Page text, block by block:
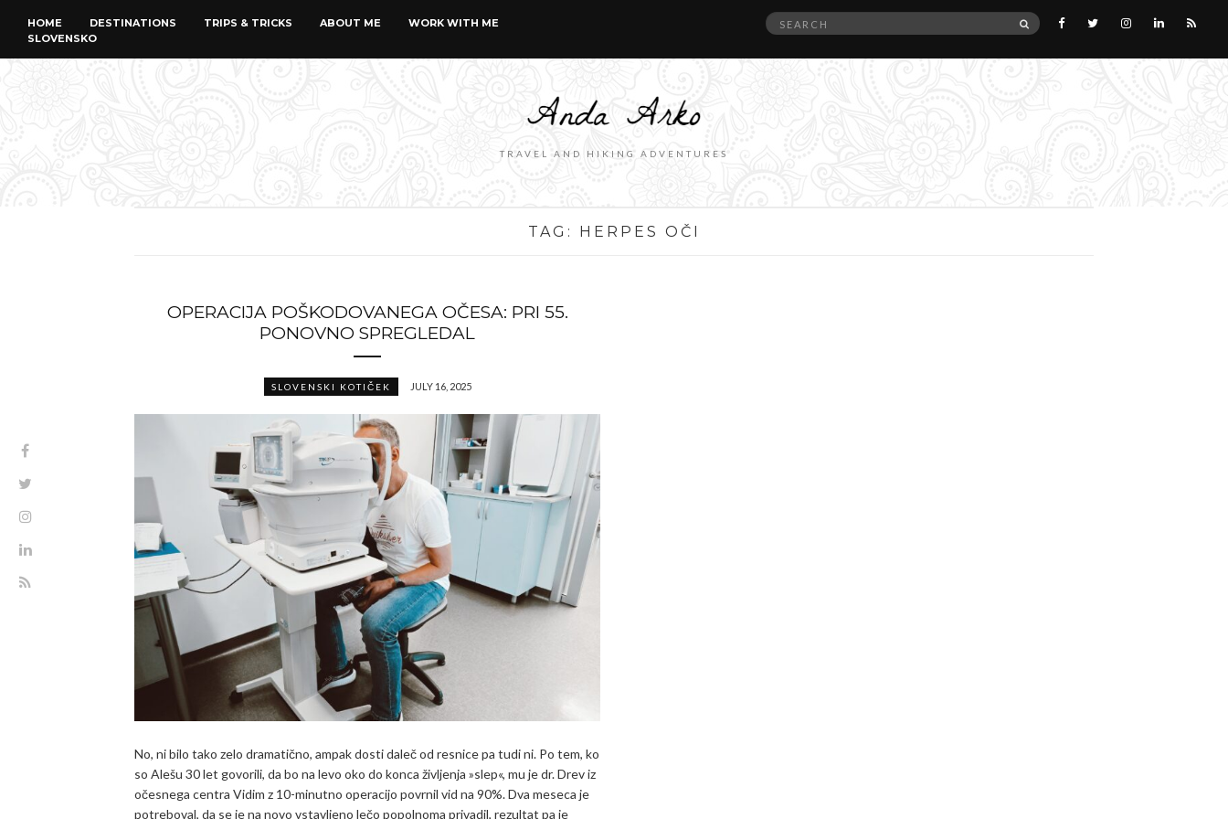
HOME DESTINATIONS TRIPS & TRICKS ABOUT ME
WORK WITH ME
SLOVENSKO
Search
SEARCH
TRAVEL AND HIKING ADVENTURES
TAG: HERPES OČI
OPERACIJA POŠKODOVANEGA OČESA: PRI 55.
PONOVNO SPREGLEDAL
SLOVENSKI KOTIČEK JULY 16, 2025
No, ni bilo tako zelo dramatično, ampak dosti daleč od resnice pa tudi ni. Po tem, ko
so Alešu 30 let govorili, da bo na levo oko do konca življenja »slep«, mu je dr. Drev iz
očesnega centra Vidim z 10-minutno operacijo povrnil vid na 90%. Dva meseca je
potreboval, da se je na novo vstavljeno lečo popolnoma privadil, rezultat pa je